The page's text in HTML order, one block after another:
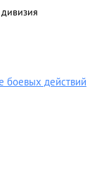
боевых действий